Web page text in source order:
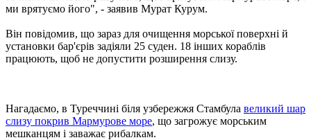
ми врятуємо його", - заявив Мурат Курум.
Він повідомив, що зараз для очищення морської поверхні й
установки бар'єрів задіяли 25 суден. 18 інших кораблів
працюють, щоб не допустити розширення слизу.
Нагадаємо, в Туреччині біля узбережжя Стамбула великий шар
слизу покрив Мармурове море, що загрожує морським
мешканцям і заважає рибалкам.